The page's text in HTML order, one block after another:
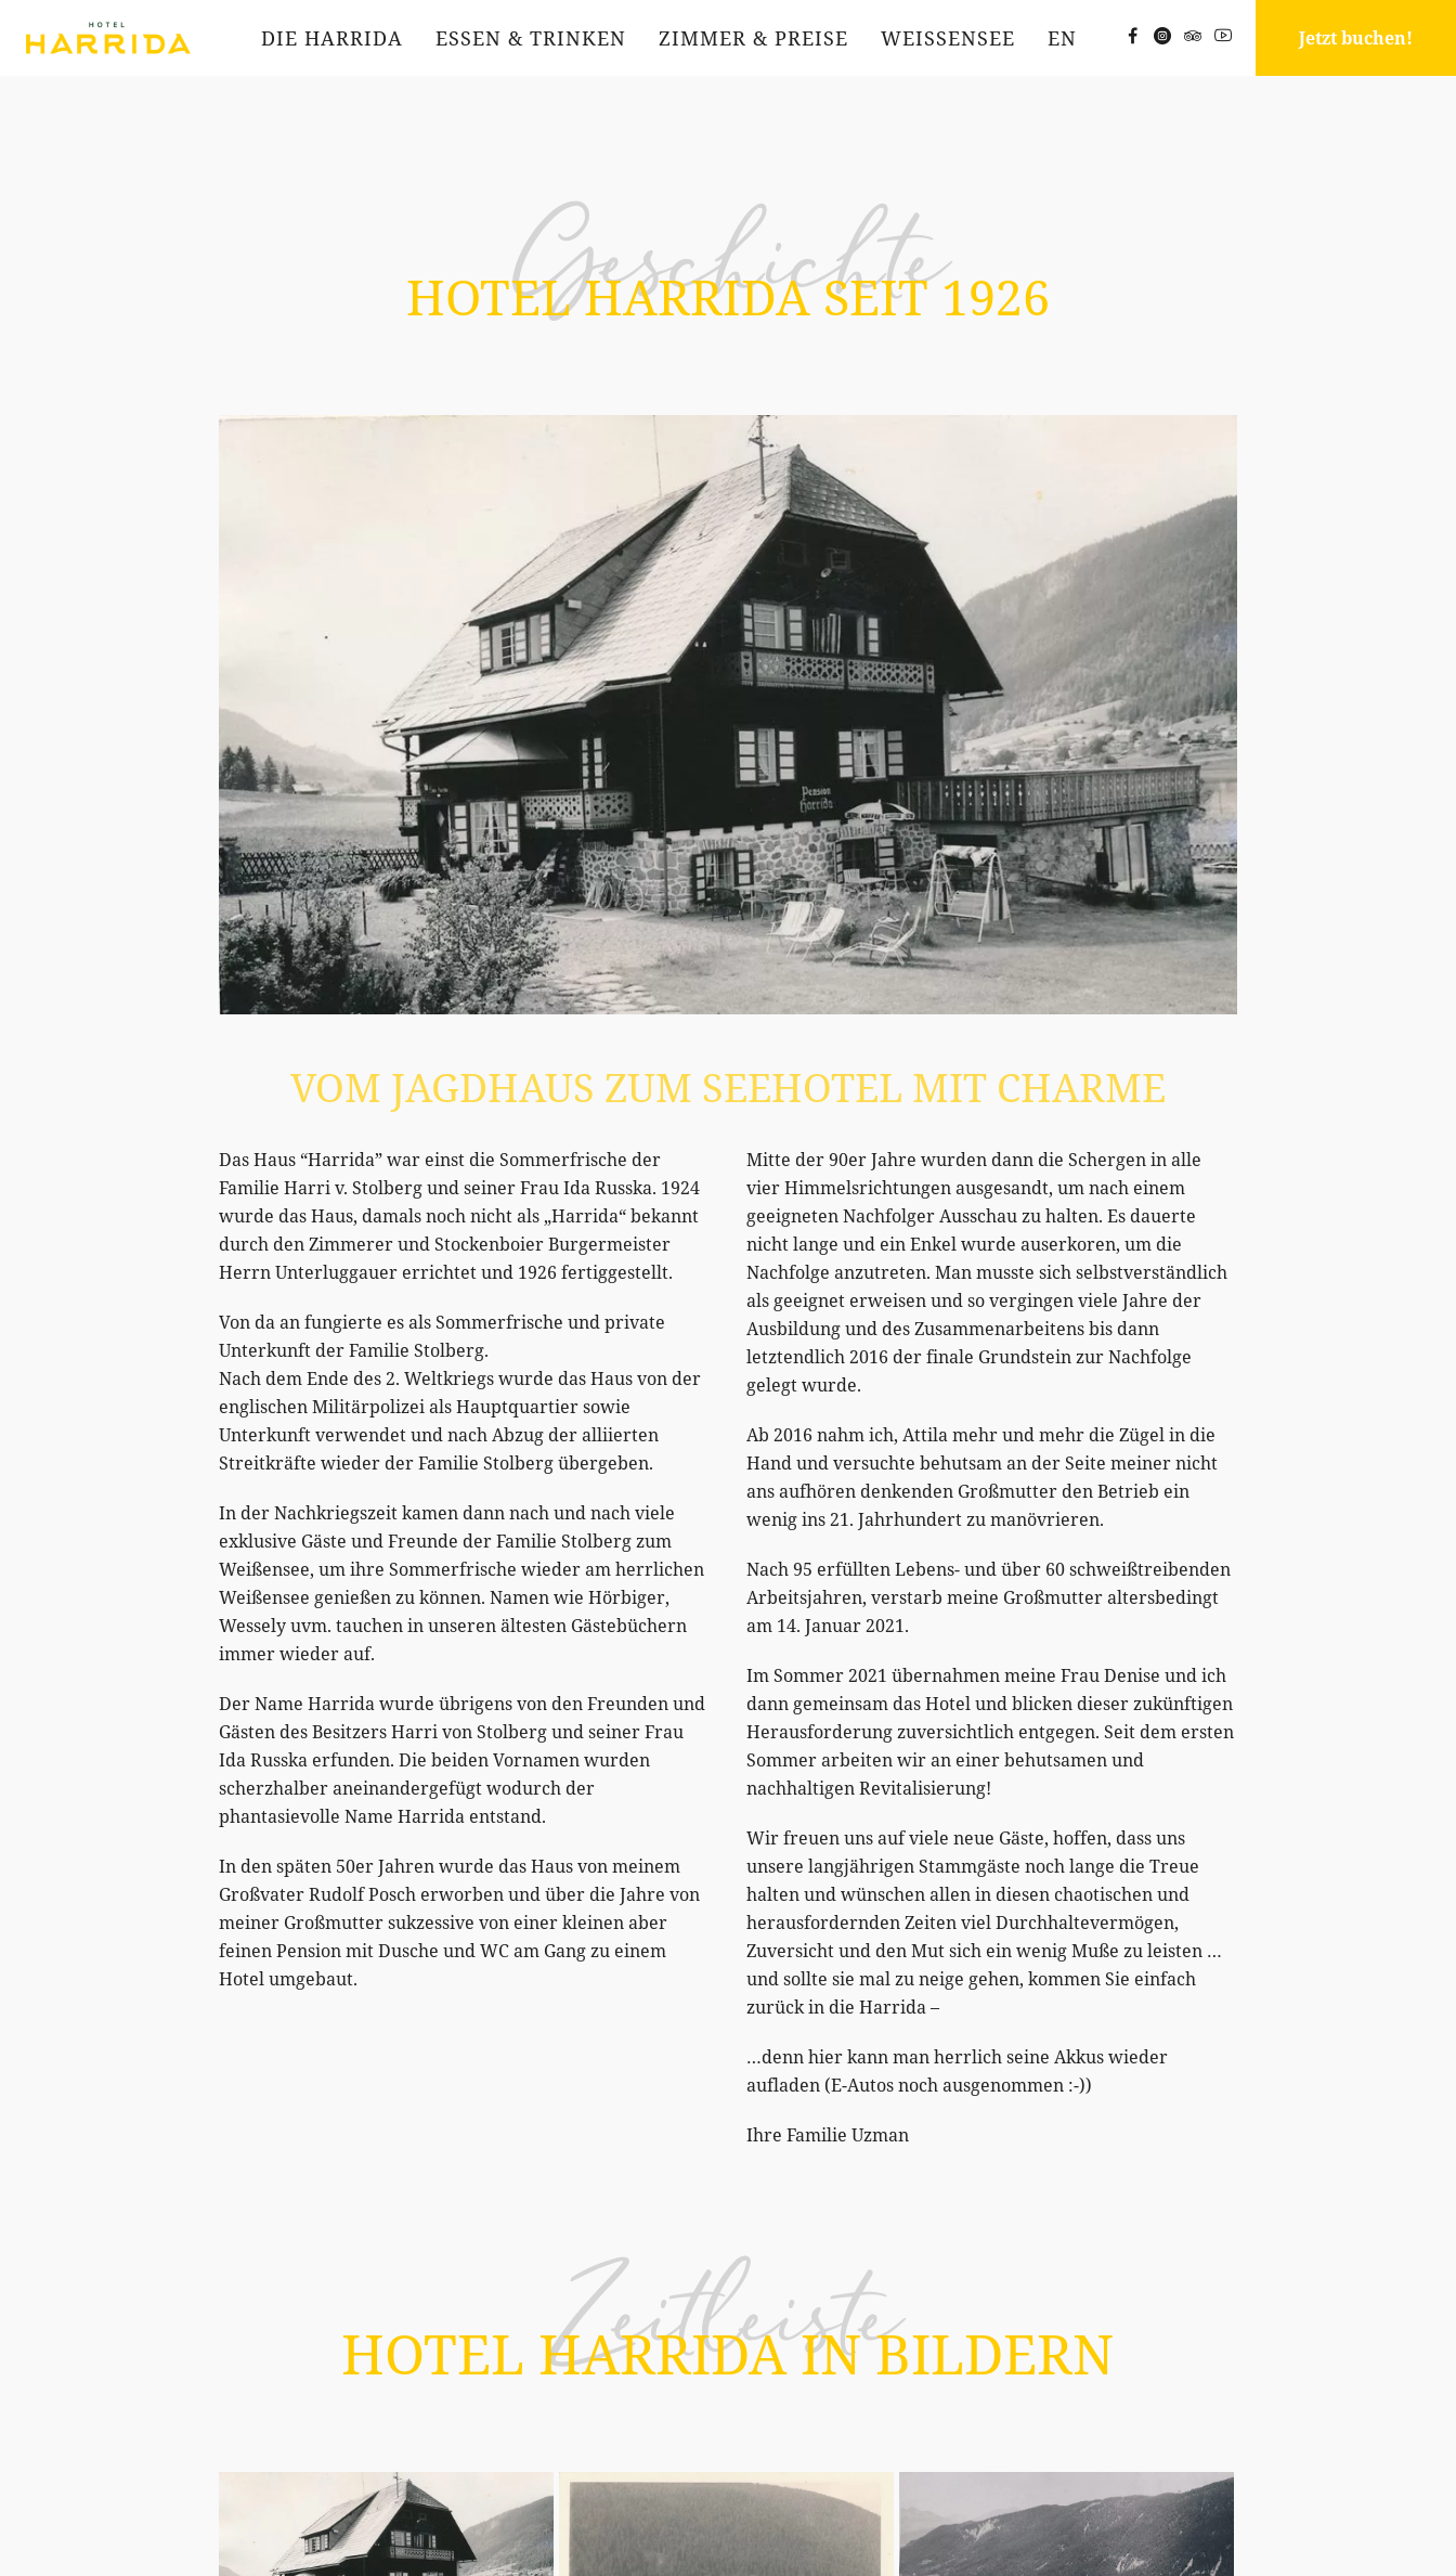
Jetzt buchen!
DIE HARRIDA ESSEN & TRINKEN ZIMMER & PREISE WEISSENSEE EN
Geschichte
HOTEL HARRIDA SEIT 1926
VOM JAGDHAUS ZUM SEEHOTEL MIT CHARME
Das Haus “Harrida” war einst die Sommerfrische der
Familie Harri v. Stolberg und seiner Frau Ida Russka. 1924
wurde das Haus, damals noch nicht als „Harrida“ bekannt
durch den Zimmerer und Stockenboier Burgermeister
Herrn Unterluggauer errichtet und 1926 fertiggestellt.
Von da an fungierte es als Sommerfrische und private
Unterkunft der Familie Stolberg.
Nach dem Ende des 2. Weltkriegs wurde das Haus von der
englischen Militärpolizei als Hauptquartier sowie
Unterkunft verwendet und nach Abzug der alliierten
Streitkräfte wieder der Familie Stolberg übergeben.
In der Nachkriegszeit kamen dann nach und nach viele
exklusive Gäste und Freunde der Familie Stolberg zum
Weißensee, um ihre Sommerfrische wieder am herrlichen
Weißensee genießen zu können. Namen wie Hörbiger,
Wessely uvm. tauchen in unseren ältesten Gästebüchern
immer wieder auf.
Der Name Harrida wurde übrigens von den Freunden und
Gästen des Besitzers Harri von Stolberg und seiner Frau
Ida Russka erfunden. Die beiden Vornamen wurden
scherzhalber aneinandergefügt wodurch der
phantasievolle Name Harrida entstand.
In den späten 50er Jahren wurde das Haus von meinem
Großvater Rudolf Posch erworben und über die Jahre von
meiner Großmutter sukzessive von einer kleinen aber
feinen Pension mit Dusche und WC am Gang zu einem
Hotel umgebaut.
Mitte der 90er Jahre wurden dann die Schergen in alle
vier Himmelsrichtungen ausgesandt, um nach einem
geeigneten Nachfolger Ausschau zu halten. Es dauerte
nicht lange und ein Enkel wurde auserkoren, um die
Nachfolge anzutreten. Man musste sich selbstverständlich
als geeignet erweisen und so vergingen viele Jahre der
Ausbildung und des Zusammenarbeitens bis dann
letztendlich 2016 der finale Grundstein zur Nachfolge
gelegt wurde.
Ab 2016 nahm ich, Attila mehr und mehr die Zügel in die
Hand und versuchte behutsam an der Seite meiner nicht
ans aufhören denkenden Großmutter den Betrieb ein
wenig ins 21. Jahrhundert zu manövrieren.
Nach 95 erfüllten Lebens- und über 60 schweißtreibenden
Arbeitsjahren, verstarb meine Großmutter altersbedingt
am 14. Januar 2021.
Im Sommer 2021 übernahmen meine Frau Denise und ich
dann gemeinsam das Hotel und blicken dieser zukünftigen
Herausforderung zuversichtlich entgegen. Seit dem ersten
Sommer arbeiten wir an einer behutsamen und
nachhaltigen Revitalisierung!
Wir freuen uns auf viele neue Gäste, hoffen, dass uns
unsere langjährigen Stammgäste noch lange die Treue
halten und wünschen allen in diesen chaotischen und
herausfordernden Zeiten viel Durchhaltevermögen,
Zuversicht und den Mut sich ein wenig Muße zu leisten …
und sollte sie mal zu neige gehen, kommen Sie einfach
zurück in die Harrida –
…denn hier kann man herrlich seine Akkus wieder
aufladen (E-Autos noch ausgenommen :-))
Ihre Familie Uzman
Zeitleiste
HOTEL HARRIDA IN BILDERN